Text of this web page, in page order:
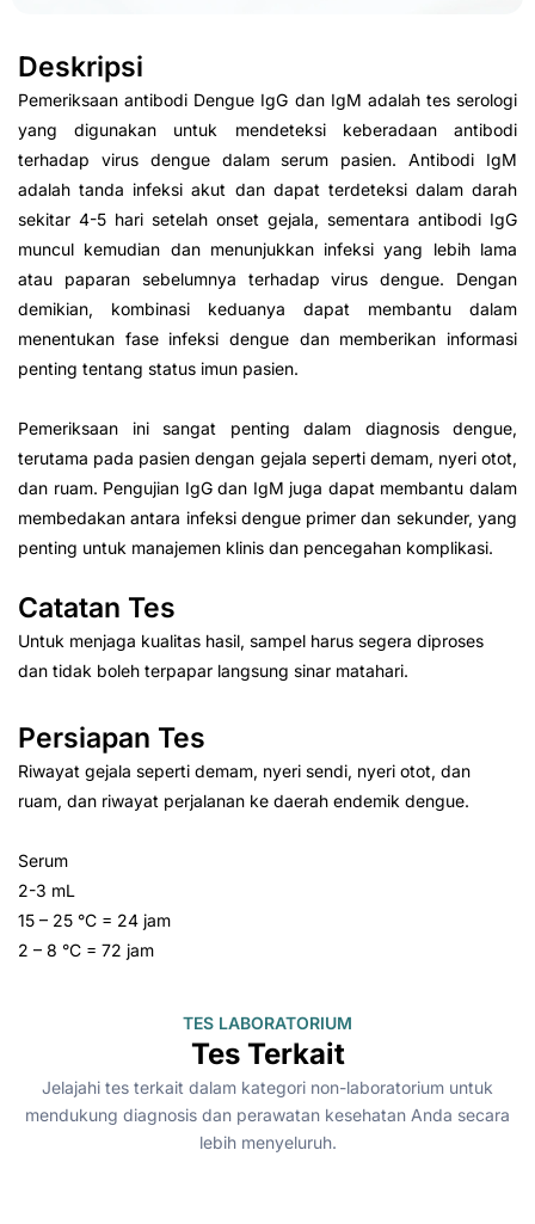
Deskripsi
Pemeriksaan antibodi Dengue IgG dan IgM adalah tes serologi
yang digunakan untuk mendeteksi keberadaan antibodi
terhadap virus dengue dalam serum pasien. Antibodi IgM
adalah tanda infeksi akut dan dapat terdeteksi dalam darah
sekitar 4-5 hari setelah onset gejala, sementara antibodi IgG
muncul kemudian dan menunjukkan infeksi yang lebih lama
atau paparan sebelumnya terhadap virus dengue. Dengan
demikian, kombinasi keduanya dapat membantu dalam
menentukan fase infeksi dengue dan memberikan informasi
penting tentang status imun pasien.
Pemeriksaan ini sangat penting dalam diagnosis dengue,
terutama pada pasien dengan gejala seperti demam, nyeri otot,
dan ruam. Pengujian IgG dan IgM juga dapat membantu dalam
membedakan antara infeksi dengue primer dan sekunder, yang
penting untuk manajemen klinis dan pencegahan komplikasi.
Catatan Tes
Untuk menjaga kualitas hasil, sampel harus segera diproses
dan tidak boleh terpapar langsung sinar matahari.
Persiapan Tes
Riwayat gejala seperti demam, nyeri sendi, nyeri otot, dan
ruam, dan riwayat perjalanan ke daerah endemik dengue.
Serum
2-3 mL
15 – 25 °C = 24 jam
2 – 8 °C = 72 jam
TES LABORATORIUM
Tes Terkait
Jelajahi tes terkait dalam kategori non-laboratorium untuk
mendukung diagnosis dan perawatan kesehatan Anda secara
lebih menyeluruh.